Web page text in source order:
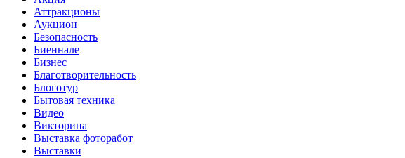
Аттракционы
Аукцион
Безопасность
Биеннале
Бизнес
Благотворительность
Блоготур
Бытовая техника
Видео
Викторина
Выставка фоторабот
Выставки